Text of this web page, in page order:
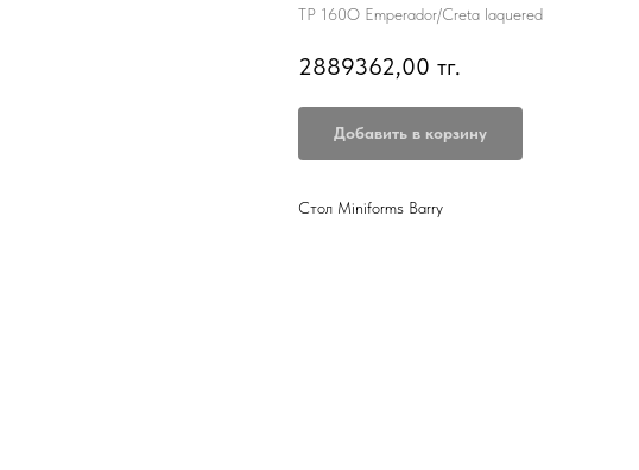
TP 160O Emperador/Creta laquered
2889362,00 тг.
Добавить в корзину
Стол Miniforms Barry